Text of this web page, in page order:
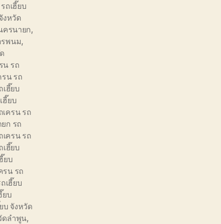
ถเฮี๊ยบ
งหวัด
ครนายก,
รพนม,
น รถ
รน รถ
เฮี๊ยบ
ฮี๊ยบ
เครน รถ
ยก รถ
เครน รถ
เฮี๊ยบ
ยบ
รน รถ
เฮี๊ยบ
ยบ
บ จังหวัด
ดลำพูน,